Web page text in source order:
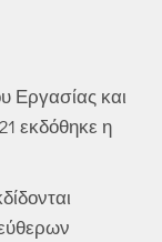
Εργασίας και
εκδόθηκε η